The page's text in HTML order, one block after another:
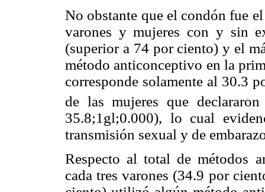
No obstante que el condón fue
varones y mujeres con y sin
(superior a 74 por ciento) y el
método anticonceptivo en la
corresponde solamente al 30.3
de las mujeres que
35.8;1gl;0.000), lo cual
transmisión sexual y de
Respecto al total de métodos
cada tres varones (34.9 por